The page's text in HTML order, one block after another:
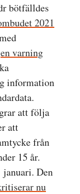
bötfälldes
2021
en varning
information
att följa
att
från
15 år.
januari. Den
nu